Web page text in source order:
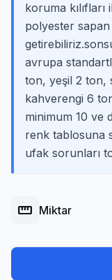
koruma
polyester
avrupa
ton, yeşil 2 ton,
kahverengi 6
minimum 10 ve
renk tablosuna
ufak sorunları
straighten Miktar